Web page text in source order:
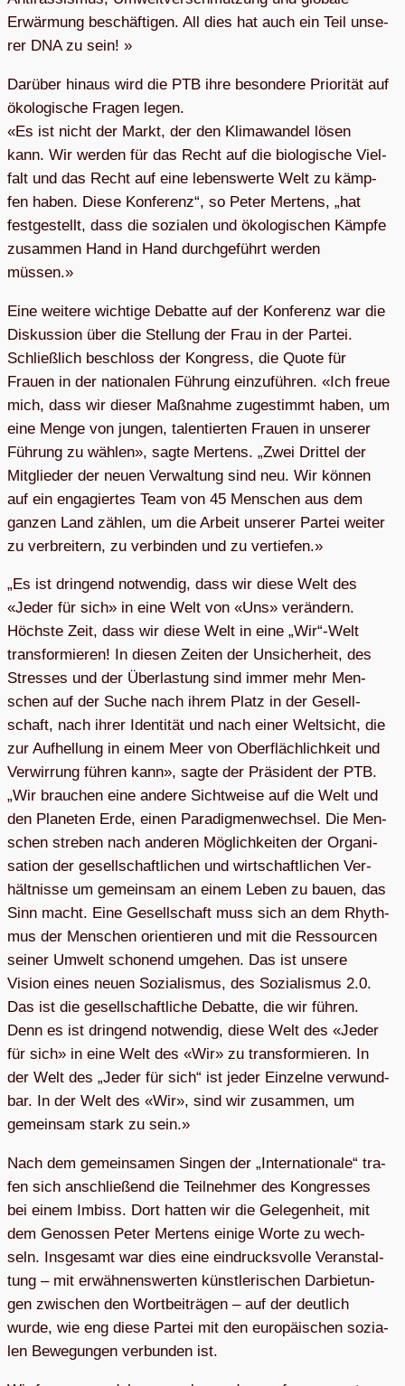
Erwär­mung beschäf­ti­gen. All dies hat auch ein Teil unse­
rer DNA zu sein! »
Dar­über hin­aus wird die PTB ihre beson­dere Prio­ri­tät auf
öko­lo­gi­sche Fra­gen legen.
«Es ist nicht der Markt, der den Kli­ma­wan­del lösen
kann. Wir wer­den für das Recht auf die bio­lo­gi­sche Viel­
falt und das Recht auf eine lebens­werte Welt zu kämp­
fen haben. Diese Kon­fe­renz“, so Peter Mer­tens, „hat
fest­ge­stellt, dass die sozia­len und öko­lo­gi­schen Kämpfe
zusam­men Hand in Hand durch­ge­führt wer­den
müssen.»
Eine wei­tere wich­tige Debatte auf der Kon­fe­renz war die
Dis­kus­sion über die Stel­lung der Frau in der Par­tei.
Schließ­lich beschloss der Kon­gress, die Quote für
Frauen in der natio­na­len Füh­rung ein­zu­füh­ren. «Ich freue
mich, dass wir die­ser Maß­nahme zuge­stimmt haben, um
eine Menge von jun­gen, talen­tier­ten Frauen in unse­rer
Füh­rung zu wäh­len», sagte Mer­tens. „Zwei Drit­tel der
Mit­glie­der der neuen Ver­wal­tung sind neu. Wir kön­nen
auf ein enga­gier­tes Team von 45 Men­schen aus dem
gan­zen Land zäh­len, um die Arbeit unse­rer Par­tei wei­ter
zu ver­brei­tern, zu ver­bin­den und zu vertiefen.»
„Es ist drin­gend not­wen­dig, dass wir diese Welt des
«Jeder für sich» in eine Welt von «Uns» ver­än­dern.
Höchste Zeit, dass wir diese Welt in eine „Wir“-Welt
trans­for­mie­ren! In die­sen Zei­ten der Unsi­cher­heit, des
Stres­ses und der Über­las­tung sind immer mehr Men­
schen auf der Suche nach ihrem Platz in der Gesell­
schaft, nach ihrer Iden­ti­tät und nach einer Welt­sicht, die
zur Auf­hel­lung in einem Meer von Ober­fläch­lich­keit und
Ver­wir­rung füh­ren kann», sagte der Prä­si­dent der PTB.
„Wir brau­chen eine andere Sicht­weise auf die Welt und
den Pla­ne­ten Erde, einen Para­dig­men­wech­sel. Die Men­
schen stre­ben nach ande­ren Mög­lich­kei­ten der Orga­ni­
sa­tion der gesell­schaft­li­chen und wirt­schaft­li­chen Ver­
hält­nisse um gemein­sam an einem Leben zu bauen, das
Sinn macht. Eine Gesell­schaft muss sich an dem Rhyth­
mus der Men­schen ori­en­tie­ren und mit die Res­sour­cen
sei­ner Umwelt scho­nend umge­hen. Das ist unsere
Vision eines neuen Sozia­lis­mus, des Sozia­lis­mus 2.0.
Das ist die gesell­schaft­li­che Debatte, die wir füh­ren.
Denn es ist drin­gend not­wen­dig, diese Welt des «Jeder
für sich» in eine Welt des «Wir» zu trans­for­mie­ren. In
der Welt des „Jeder für sich“ ist jeder Ein­zelne ver­wund­
bar. In der Welt des «Wir», sind wir zusam­men, um
gemein­sam stark zu sein.»
Nach dem gemein­sa­men Sin­gen der „Inter­na­tio­nale“ tra­
fen sich anschlie­ßend die Teil­neh­mer des Kon­gres­ses
bei einem Imbiss. Dort hat­ten wir die Gele­gen­heit, mit
dem Genos­sen Peter Mer­tens einige Worte zu wech­
seln. Ins­ge­samt war dies eine ein­drucks­volle Ver­an­stal­
tung – mit erwäh­nens­wer­ten künst­le­ri­schen Dar­bie­tun­
gen zwi­schen den Wort­bei­trä­gen – auf der deut­lich
wurde, wie eng diese Par­tei mit den euro­päi­schen sozia­
len Bewe­gun­gen ver­bun­den ist.